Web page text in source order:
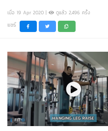
เมื่อ 19 Apr 2020 | ดูแล้ว 2,496 ครั้ง
แชร์